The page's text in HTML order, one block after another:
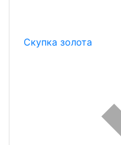
Скупка золота